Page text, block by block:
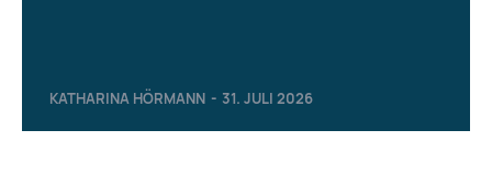
KATHARINA HÖRMANN - 31. JULI 2026